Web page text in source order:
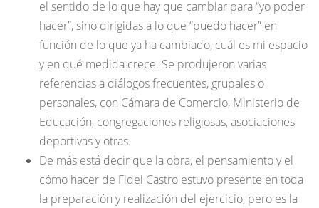
el sentido de lo que hay que cambiar para “yo poder
hacer”, sino dirigidas a lo que “puedo hacer” en
función de lo que ya ha cambiado, cuál es mi espacio
y en qué medida crece. Se produjeron varias
referencias a diálogos frecuentes, grupales o
personales, con Cámara de Comercio, Ministerio de
Educación, congregaciones religiosas, asociaciones
deportivas y otras.
De más está decir que la obra, el pensamiento y el
cómo hacer de Fidel Castro estuvo presente en toda
la preparación y realización del ejercicio, pero es la